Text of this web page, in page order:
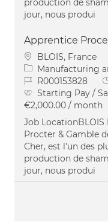
production de
jour, nous produi
Apprentice
Location
BLOIS, France
Category
Manufacturing
Job IdR000153828
Starting Pay /
€2,000.00 / month
Job LocationBLOIS
Procter & Gamble
Cher, est l'un des
production de
jour, nous produi